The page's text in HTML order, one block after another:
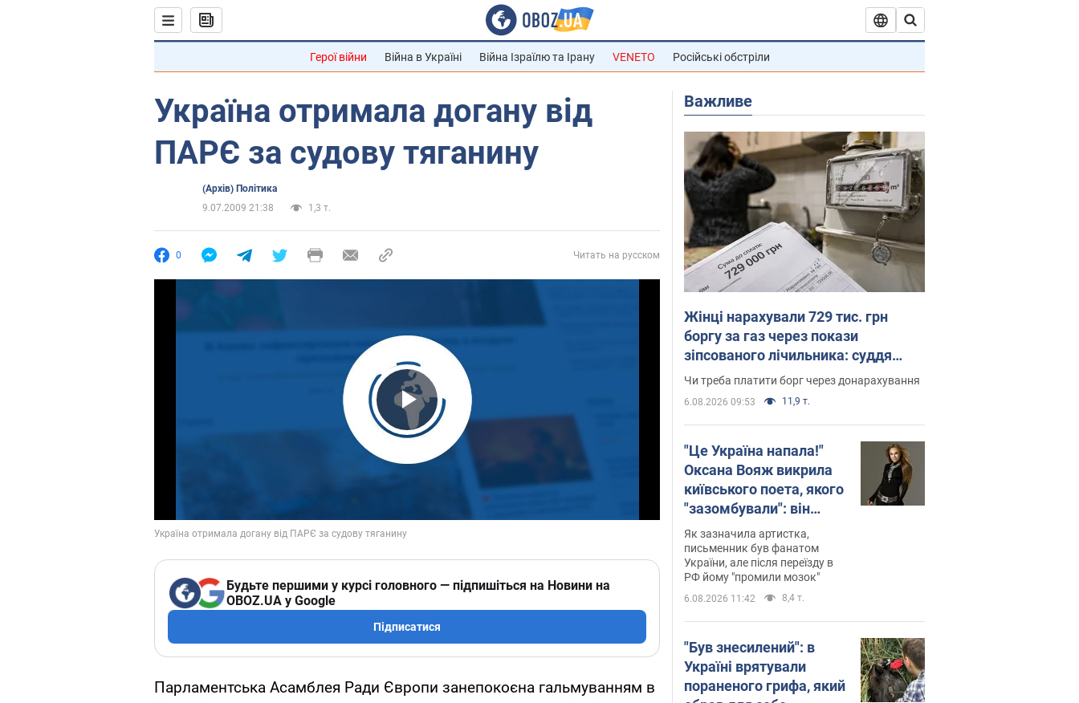
Герої війни Війна в Україні Війна Ізраїлю та Ірану VENETO Російські обстріли
Україна отримала догану від
ПАРЄ за судову тяганину
(Архів) Політика
9.07.2009 21:38
1,3 т.
0 Читать на русском
Play Video
Будьте першими у курсі головного — підпишіться на Новини на
OBOZ.UA у Google
Підписатися
Парламентська Асамблея Ради Європи занепокоєна гальмуванням в
Важливе
Жінці нарахували 729 тис. грн
боргу за газ через покази
зіпсованого лічильника: суддя
ухвалив неочікуване рішення
Чи треба платити борг через донарахування
6.08.2026 09:53 11,9 т.
"Це Україна напала!"
Оксана Вояж викрила
київського поета, якого
"зазомбували": він
навіть російської не
знав, а тепер хоче
геноциду українців
Як зазначила артистка,
письменник був фанатом
України, але після переїзду в
РФ йому "промили мозок"
6.08.2026 11:42 8,4 т.
"Був знесилений": в
Україні врятували
пораненого грифа, який